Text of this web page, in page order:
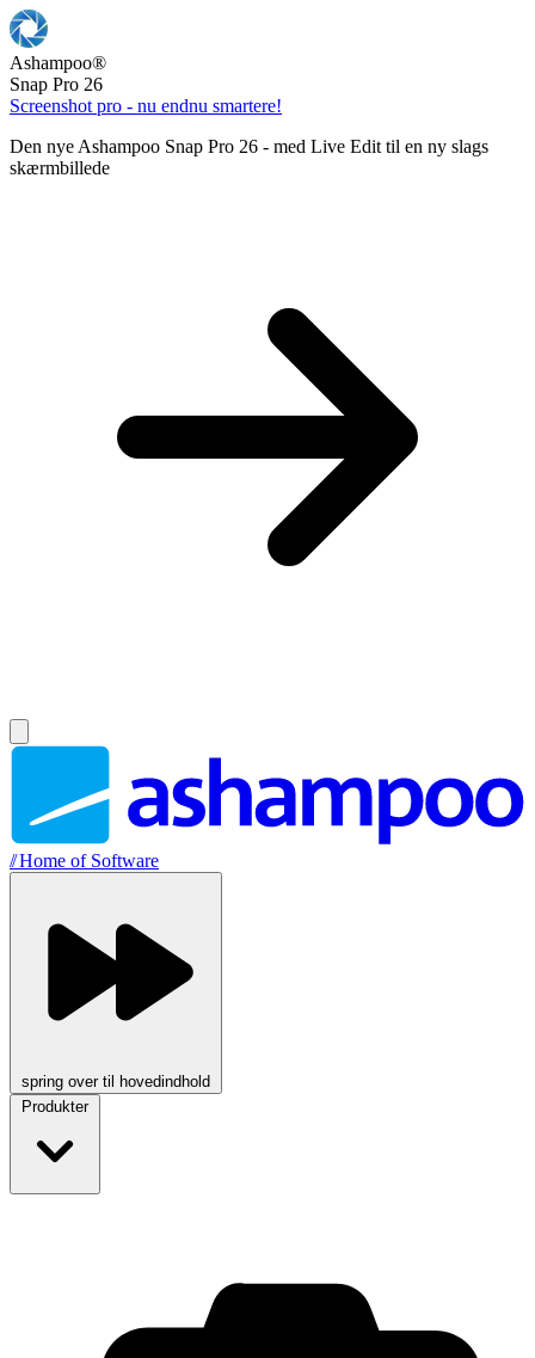
Ashampoo®
Snap Pro 26
Screenshot pro - nu endnu smartere!
Den nye Ashampoo Snap Pro 26 - med Live Edit til en ny slags
skærmbillede
//Home of Software
spring over til hovedindhold
Produkter